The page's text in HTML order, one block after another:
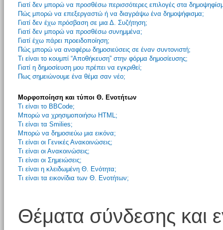
Γιατί δεν μπορώ να προσθέσω περισσότερες επιλογές στα
Πώς μπορώ να επεξεργαστώ ή να διαγράψω ένα δημοψήφισμα;
Γιατί δεν έχω πρόσβαση σε μια Δ. Συζήτηση;
Γιατί δεν μπορώ να προσθέσω συνημμένα;
Γιατί έχω πάρει προειδοποίηση;
Πώς μπορώ να αναφέρω δημοσιεύσεις σε έναν συντονιστή;
Τι είναι το κουμπί “Αποθήκευση” στην φόρμα δημοσίευσης;
Γιατί η δημοσίευση μου πρέπει να εγκριθεί;
Πως σημειώνουμε ένα θέμα σαν νέο;
Μορφοποίηση και τύποι Θ. Ενοτήτων
Τι είναι το BBCode;
Μπορώ να χρησιμοποιήσω HTML;
Τι είναι τα Smilies;
Μπορώ να δημοσιεύω μια εικόνα;
Τι είναι οι Γενικές Ανακοινώσεις;
Τι είναι οι Ανακοινώσεις;
Τι είναι οι Σημειώσεις;
Τι είναι η κλειδωμένη Θ. Ενότητα;
Τι είναι τα εικονίδια των Θ. Ενοτήτων;
Θέματα σύνδεσης και